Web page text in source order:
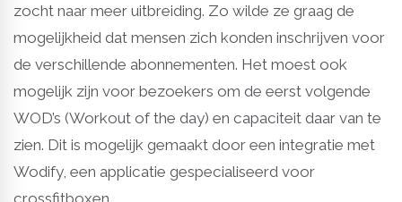
zocht naar meer uitbreiding. Zo wilde ze graag de
mogelijkheid dat mensen zich konden inschrijven voor
de verschillende abonnementen. Het moest ook
mogelijk zijn voor bezoekers om de eerst volgende
WOD’s (Workout of the day) en capaciteit daar van te
zien. Dit is mogelijk gemaakt door een integratie met
Wodify, een applicatie gespecialiseerd voor
crossfitboxen.